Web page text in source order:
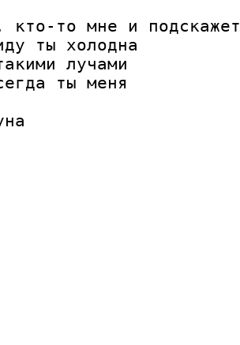
кто-то мне и подскажет
ты холодна
лучами
ты меня